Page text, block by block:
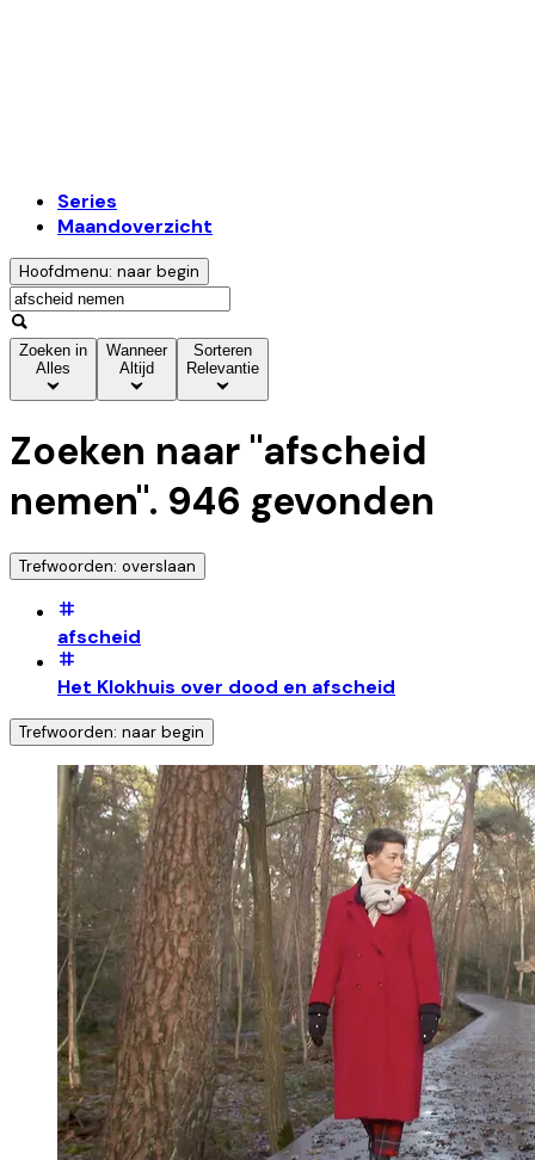
Series
Maandoverzicht
Hoofdmenu: naar begin
Zoeken in
Alles
Wanneer
Altijd
Sorteren
Relevantie
Zoeken naar "afscheid
nemen". 946 gevonden
Trefwoorden: overslaan
afscheid
Het Klokhuis over dood en afscheid
Trefwoorden: naar begin